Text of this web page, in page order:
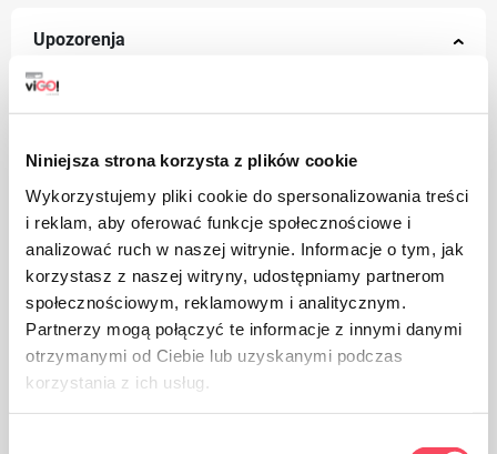
Niniejsza strona korzysta z plików cookie
Wykorzystujemy pliki cookie do spersonalizowania treści
i reklam, aby oferować funkcje społecznościowe i
analizować ruch w naszej witrynie. Informacje o tym, jak
korzystasz z naszej witryny, udostępniamy partnerom
społecznościowym, reklamowym i analitycznym.
Partnerzy mogą połączyć te informacje z innymi danymi
otrzymanymi od Ciebie lub uzyskanymi podczas
korzystania z ich usług.
Upozorenja